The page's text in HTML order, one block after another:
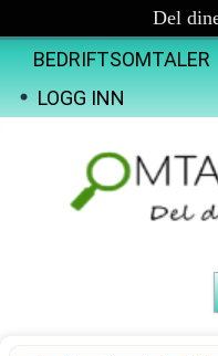
Del
BEDRIFTSOMTALER
LOGG INN